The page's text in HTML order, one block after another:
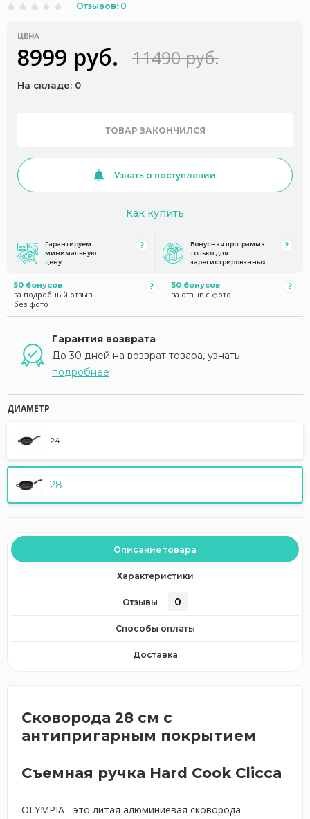
Отзывов: 0
ЦЕНА
8999 руб. 11490 руб.
На складе: 0
ТОВАР ЗАКОНЧИЛСЯ
Узнать о поступлении
Как купить
Гарантируем
минимальную
цену
Бонусная программа
только для
зарегистрированных
50 бонусов
за подробный отзыв
без фото
50 бонусов
за отзыв с фото
Гарантия возврата
До 30 дней на возврат товара, узнать
подробнее
ДИАМЕТР
24
28
Описание товара
Характеристики
Отзывы 0
Способы оплаты
Доставка
Сковорода 28 см с
антипригарным покрытием
Съемная ручка Hard Cook Clicca
OLYMPIA - это литая алюминиевая сковорода